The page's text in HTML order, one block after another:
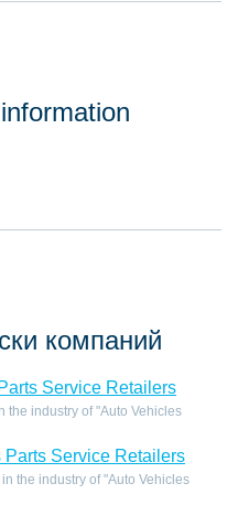
компаний
Service Retailers
the industry of "Auto Vehicles
Parts Service Retailers
the industry of "Auto Vehicles